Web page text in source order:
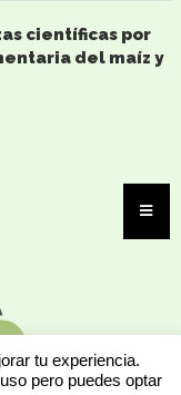
científicas por
del maíz y
tu experiencia.
pero puedes optar